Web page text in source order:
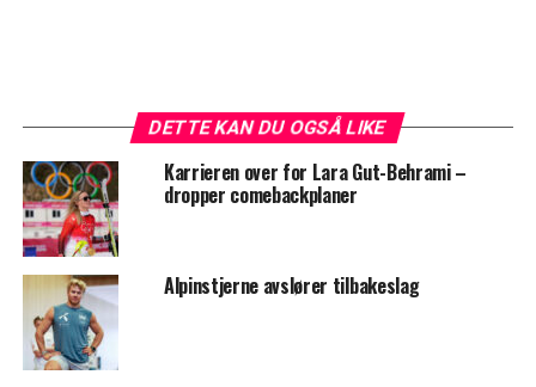
DETTE KAN DU OGSÅ LIKE
Karrieren over for Lara Gut-Behrami –
dropper comebackplaner
Alpinstjerne avslører tilbakeslag